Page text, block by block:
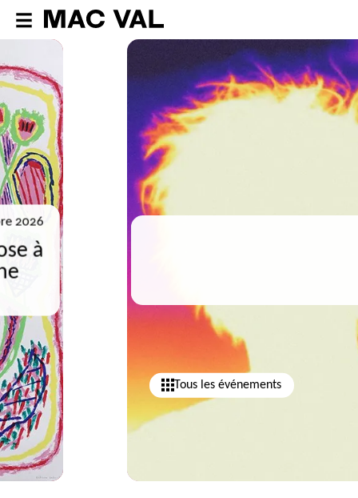
Tous les événements
Le genre idéal »
Tu hurles quelque chose à la mode
de Fabienne Gaston-Dreyfus
Ici grand ouvert
SMITH